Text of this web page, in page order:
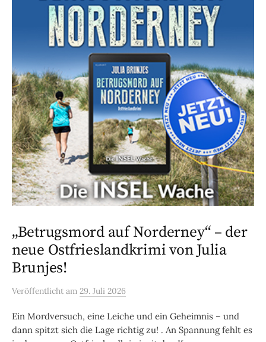
„Betrugsmord auf Norderney“ – der
neue Ostfrieslandkrimi von Julia
Brunjes!
Veröffentlicht am 29. Juli 2026
Ein Mordversuch, eine Leiche und ein Geheimnis – und
dann spitzt sich die Lage richtig zu! . An Spannung fehlt es